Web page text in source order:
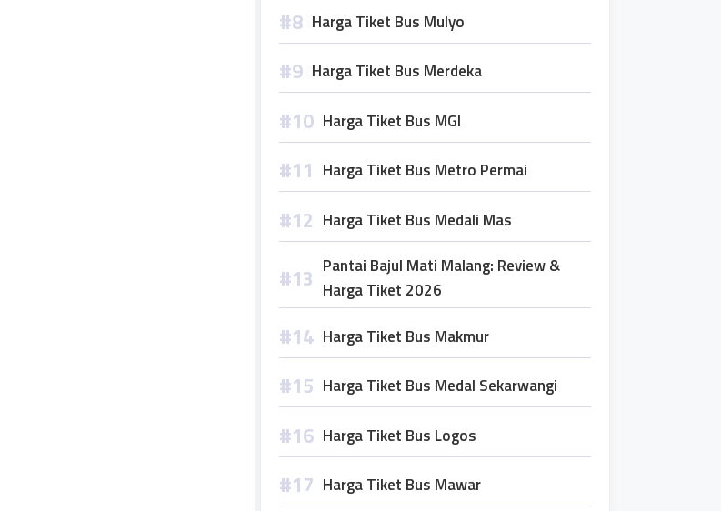
Harga Tiket Bus Mulyo
Harga Tiket Bus Merdeka
Harga Tiket Bus MGI
Harga Tiket Bus Metro Permai
Harga Tiket Bus Medali Mas
Pantai Bajul Mati Malang: Review &
Harga Tiket 2026
Harga Tiket Bus Makmur
Harga Tiket Bus Medal Sekarwangi
Harga Tiket Bus Logos
Harga Tiket Bus Mawar